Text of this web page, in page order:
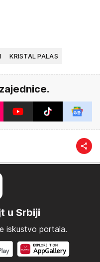
KRISTAL PALAS
u Srbiji
iskustvo portala.